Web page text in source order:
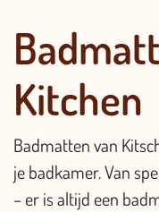
Kitchen
Badmatten van
je badkamer. Van
– er is altijd een